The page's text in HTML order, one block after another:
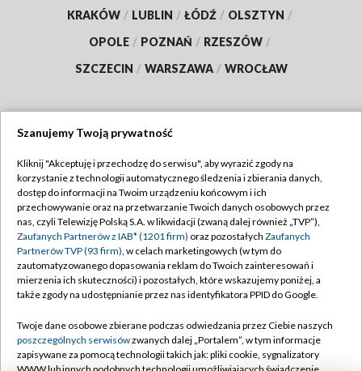
KRAKÓW / LUBLIN / ŁÓDŹ / OLSZTYN /
OPOLE / POZNAŃ / RZESZÓW /
SZCZECIN / WARSZAWA / WROCŁAW
TVP
Abonament TVP
Emisja w TVP
Centrum informacji TVP
Naziemna Telewizja Cyfrowa
Rada Programowa
System NOS
Regulamin TVP
Polityka prywatności
Moje zgody
Pomoc
Kontakt
Szanujemy Twoją prywatność
Kliknij "Akceptuję i przechodzę do serwisu", aby wyrazić zgody na
korzystanie z technologii automatycznego śledzenia i zbierania danych,
dostęp do informacji na Twoim urządzeniu końcowym i ich
przechowywanie oraz na przetwarzanie Twoich danych osobowych przez
nas, czyli Telewizję Polską S.A. w likwidacji (zwaną dalej również „TVP”),
Zaufanych Partnerów z IAB* (1201 firm) oraz pozostałych Zaufanych
Partnerów TVP (93 firm), w celach marketingowych (w tym do
zautomatyzowanego dopasowania reklam do Twoich zainteresowań i
mierzenia ich skuteczności) i pozostałych, które wskazujemy poniżej, a
także zgody na udostępnianie przez nas identyfikatora PPID do Google.
Twoje dane osobowe zbierane podczas odwiedzania przez Ciebie naszych
poszczególnych serwisówzwanych dalej „Portalem”, w tym informacje
zapisywane za pomocą technologii takich jak: pliki cookie, sygnalizatory